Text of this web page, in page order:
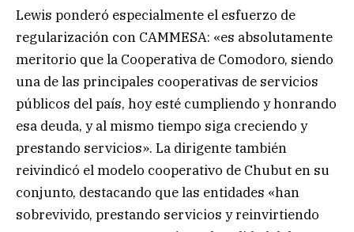
Lewis ponderó especialmente el esfuerzo de
regularización con CAMMESA: «es absolutamente
meritorio que la Cooperativa de Comodoro, siendo
una de las principales cooperativas de servicios
públicos del país, hoy esté cumpliendo y honrando
esa deuda, y al mismo tiempo siga creciendo y
prestando servicios». La dirigente también
reivindicó el modelo cooperativo de Chubut en su
conjunto, destacando que las entidades «han
sobrevivido, prestando servicios y reinvirtiendo